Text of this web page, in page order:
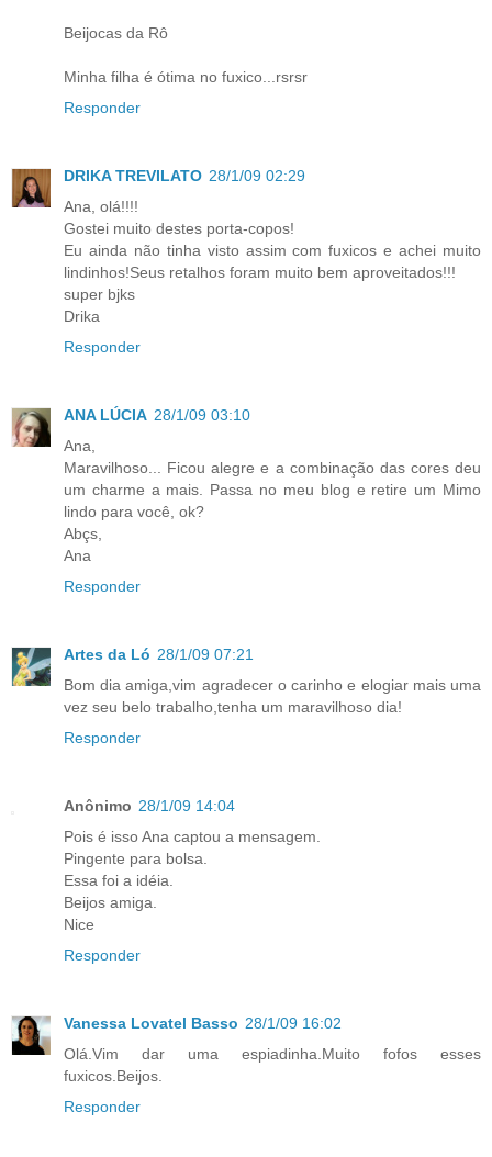
Beijocas da Rô
Minha filha é ótima no fuxico...rsrsr
Responder
DRIKA TREVILATO 28/1/09 02:29
Ana, olá!!!!
Gostei muito destes porta-copos!
Eu ainda não tinha visto assim com fuxicos e achei muito
lindinhos!Seus retalhos foram muito bem aproveitados!!!
super bjks
Drika
Responder
ANA LÚCIA 28/1/09 03:10
Ana,
Maravilhoso... Ficou alegre e a combinação das cores deu
um charme a mais. Passa no meu blog e retire um Mimo
lindo para você, ok?
Abçs,
Ana
Responder
Artes da Ló 28/1/09 07:21
Bom dia amiga,vim agradecer o carinho e elogiar mais uma
vez seu belo trabalho,tenha um maravilhoso dia!
Responder
Anônimo 28/1/09 14:04
Pois é isso Ana captou a mensagem.
Pingente para bolsa.
Essa foi a idéia.
Beijos amiga.
Nice
Responder
Vanessa Lovatel Basso 28/1/09 16:02
Olá.Vim dar uma espiadinha.Muito fofos esses
fuxicos.Beijos.
Responder